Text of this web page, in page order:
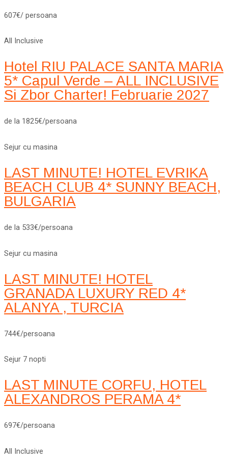
607€/ persoana
All Inclusive
Hotel RIU PALACE SANTA MARIA
5* Capul Verde – ALL INCLUSIVE
Si Zbor Charter! Februarie 2027
de la 1825€/persoana
Sejur cu masina
LAST MINUTE! HOTEL EVRIKA
BEACH CLUB 4* SUNNY BEACH,
BULGARIA
de la 533€/persoana
Sejur cu masina
LAST MINUTE! HOTEL
GRANADA LUXURY RED 4*
ALANYA , TURCIA
744€/persoana
Sejur 7 nopti
LAST MINUTE CORFU, HOTEL
ALEXANDROS PERAMA 4*
697€/persoana
All Inclusive